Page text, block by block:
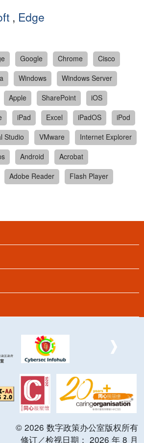
, Edge
Google Chrome
Cisco
Windows
Windows Server
Apple SharePoint
iOS
iPad Excel iPadOS
iPod
Studio VMware
Internet Explorer
Android
Acrobat
Adobe Reader
Flash Player
© 2026 数字政策办公室版权所有
修订／检视日期： 2026 年 8 月